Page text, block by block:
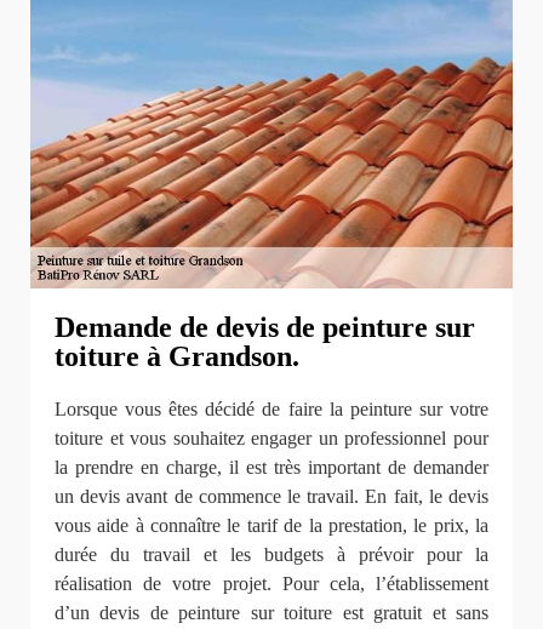
Demande de devis de peinture sur
toiture à Grandson.
Lorsque vous êtes décidé de faire la peinture sur votre
toiture et vous souhaitez engager un professionnel pour
la prendre en charge, il est très important de demander
un devis avant de commence le travail. En fait, le devis
vous aide à connaître le tarif de la prestation, le prix, la
durée du travail et les budgets à prévoir pour la
réalisation de votre projet. Pour cela, l’établissement
d’un devis de peinture sur toiture est gratuit et sans